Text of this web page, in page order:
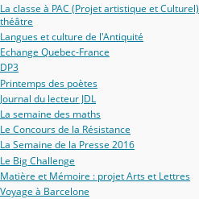
La classe à PAC (Projet artistique et Culturel)
théâtre
Langues et culture de l'Antiquité
Echange Quebec-France
DP3
Printemps des poètes
Journal du lecteur JDL
La semaine des maths
Le Concours de la Résistance
La Semaine de la Presse 2016
Le Big Challenge
Matière et Mémoire : projet Arts et Lettres
Voyage à Barcelone